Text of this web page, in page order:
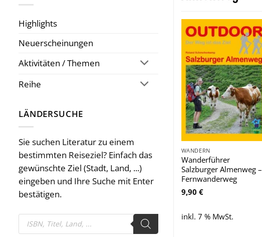
Highlights
Neuerscheinungen
Aktivitäten / Themen
Reihe
LÄNDERSUCHE
Sie suchen Literatur zu einem
bestimmten Reiseziel? Einfach das
gewünschte Ziel (Stadt, Land, ...)
eingeben und Ihre Suche mit Enter
bestätigen.
Products
search
Zu
Wunschliste
hinzufügen
WANDERN
Wanderführer
Salzburger Almenweg –
Fernwanderweg
9,90 €
inkl. 7 % MwSt.